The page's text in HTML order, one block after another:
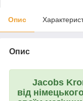
Опис
Опис
Jacobs
від